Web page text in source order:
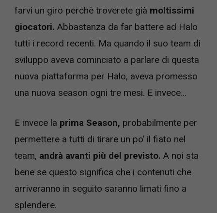
farvi un giro perchè troverete già moltissimi
giocatori. Abbastanza da far battere ad Halo
tutti i record recenti. Ma quando il suo team di
sviluppo aveva cominciato a parlare di questa
nuova piattaforma per Halo, aveva promesso
una nuova season ogni tre mesi. E invece…
E invece la prima Season, probabilmente per
permettere a tutti di tirare un po’ il fiato nel
team, andrà avanti più del previsto. A noi sta
bene se questo significa che i contenuti che
arriveranno in seguito saranno limati fino a
splendere.